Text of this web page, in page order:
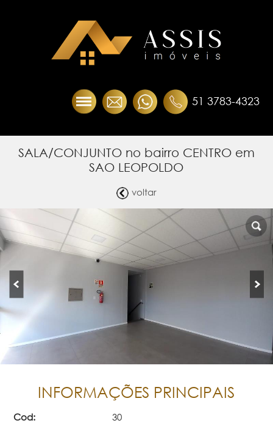
51 3783-4323
SALA/CONJUNTO no bairro CENTRO em
SAO LEOPOLDO
voltar
INFORMAÇÕES PRINCIPAIS
Cod:
30